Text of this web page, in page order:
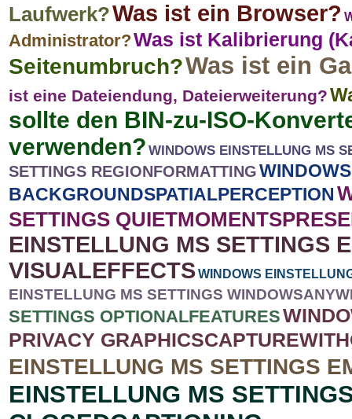
Laufwerk?Was ist ein Browser?
Administrator?Was ist Kalibrierung
Seitenumbruch?Was ist ein
ist eine Dateiendung, Dateierweiterung?
sollte den BIN-zu-ISO-
verwenden? WINDOWS EINSTELLUNG MS
SETTINGS REGIONFORMATTING
BACKGROUNDSPATIALPERCEPTION
SETTINGS
EINSTELLUNG MS SETTINGS
VISUALEFFECTSWINDOWS
EINSTELLUNG MS SETTINGS
SETTINGS OPTIONALFEATURES
PRIVACY
EINSTELLUNG MS SETTINGS
EINSTELLUNG MS